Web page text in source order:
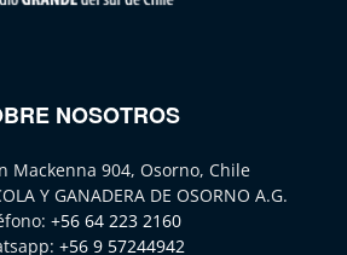
NOSOTROS
Mackenna 904, Osorno, Chile
Y GANADERA DE OSORNO A.G.
+56 64 223 2160
+56 9 57244942